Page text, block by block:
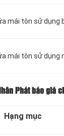
mái tôn sử dụng
mái tôn sử dụng
Phát báo giá
Hạng mục